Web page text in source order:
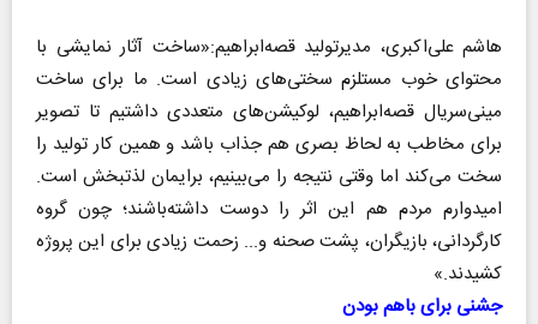
هاشم علی‌اکبری، مدیرتولید قصه‌ابراهیم:«ساخت آثار نمایشی با
محتوای خوب مستلزم سختی‌های زیادی است. ما برای ساخت
مینی‌سریال قصه‌ابراهیم، لوکیشن‌های متعددی داشتیم تا تصویر
برای مخاطب به لحاظ بصری هم جذاب باشد و همین کار تولید را
سخت می‌کند اما وقتی نتیجه را می‌بینیم، برایمان لذتبخش است.
امیدوارم مردم هم این اثر را دوست داشته‌باشند؛ چون گروه
کارگردانی، بازیگران، پشت صحنه و... زحمت زیادی برای این پروژه
کشیدند.»
جشنی برای باهم بودن